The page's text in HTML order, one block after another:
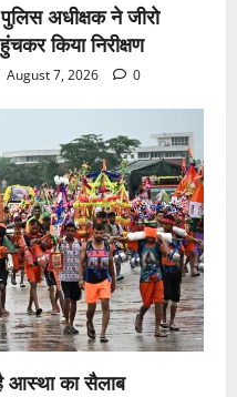
पुलिस अधीक्षक ने जीरो
किया निरीक्षण
August 7, 2026 0
आस्था का सैलाब